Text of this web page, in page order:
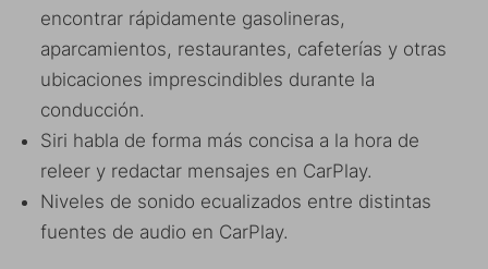
encontrar rápidamente gasolineras,
aparcamientos, restaurantes, cafeterías y otras
ubicaciones imprescindibles durante la
conducción.
Siri habla de forma más concisa a la hora de
releer y redactar mensajes en CarPlay.
Niveles de sonido ecualizados entre distintas
fuentes de audio en CarPlay.